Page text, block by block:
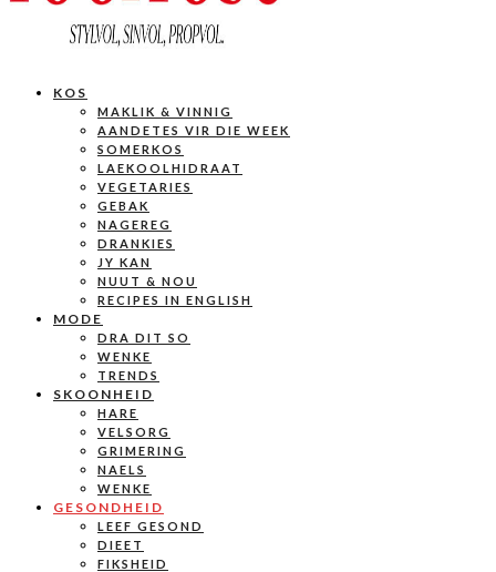
KOS
MAKLIK & VINNIG
AANDETES VIR DIE WEEK
SOMERKOS
LAEKOOLHIDRAAT
VEGETARIES
GEBAK
NAGEREG
DRANKIES
JY KAN
NUUT & NOU
RECIPES IN ENGLISH
MODE
DRA DIT SO
WENKE
TRENDS
SKOONHEID
HARE
VELSORG
GRIMERING
NAELS
WENKE
GESONDHEID
LEEF GESOND
DIEET
FIKSHEID